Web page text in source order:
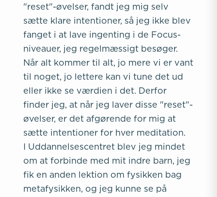
"reset"-øvelser, fandt jeg mig selv
sætte klare intentioner, så jeg ikke blev
fanget i at lave ingenting i de Focus-
niveauer, jeg regelmæssigt besøger.
Når alt kommer til alt, jo mere vi er vant
til noget, jo lettere kan vi tune det ud
eller ikke se værdien i det. Derfor
finder jeg, at når jeg laver disse "reset"-
øvelser, er det afgørende for mig at
sætte intentioner for hver meditation.
I Uddannelsescentret blev jeg mindet
om at forbinde med mit indre barn, jeg
fik en anden lektion om fysikken bag
metafysikken, og jeg kunne se på